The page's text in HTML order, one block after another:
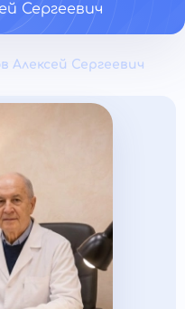
Сергеевич
Алексей Сергеевич